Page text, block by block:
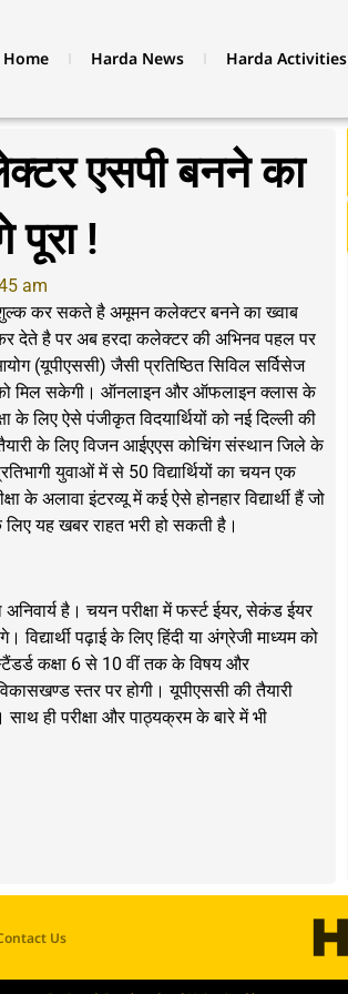
Home Harda News Harda Activities
एसपी बनने का
!
am
कर सकते है अमूमन कलेक्टर बनने का ख्वाब
देते है पर अब हरदा कलेक्टर की अभिनव पहल पर
(यूपीएससी) जैसी प्रतिष्ठित सिविल सर्विसेज
को मिल सकेगी। ऑनलाइन और ऑफलाइन क्लास के
लिए ऐसे पंजीकृत विदयार्थियों को नई दिल्ली की
के लिए विजन आईएएस कोचिंग संस्थान जिले के
युवाओं में से 50 विद्यार्थियों का चयन एक
के अलावा इंटरव्यू में कई ऐसे होनहार विद्यार्थी हैं जो
यह खबर राहत भरी हो सकती है।
अनिवार्य है। चयन परीक्षा में फर्स्ट ईयर, सेकंड ईयर
विद्यार्थी पढ़ाई के लिए हिंदी या अंग्रेजी माध्यम को
कक्षा 6 से 10 वीं तक के विषय और
स्तर पर होगी। यूपीएससी की तैयारी
ही परीक्षा और पाठ्यक्रम के बारे में भी
Us